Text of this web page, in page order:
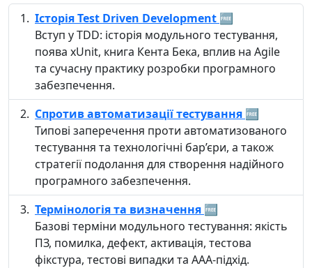
Історія Test Driven Development 🆓
Вступ у TDD: історія модульного тестування,
поява xUnit, книга Кента Бека, вплив на Agile
та сучасну практику розробки програмного
забезпечення.
Спротив автоматизації тестування 🆓
Типові заперечення проти автоматизованого
тестування та технологічні бар’єри, а також
стратегії подолання для створення надійного
програмного забезпечення.
Термінологія та визначення 🆓
Базові терміни модульного тестування: якість
ПЗ, помилка, дефект, активація, тестова
фікстура, тестові випадки та AAA-підхід.